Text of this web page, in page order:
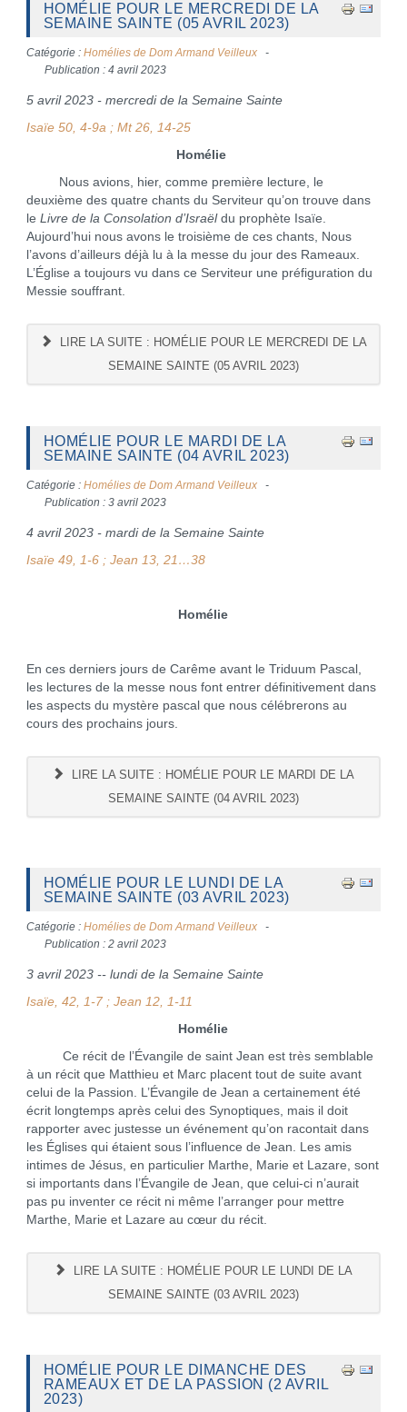
HOMÉLIE POUR LE MERCREDI DE LA
SEMAINE SAINTE (05 AVRIL 2023)
Catégorie : Homélies de Dom Armand Veilleux
Publication : 4 avril 2023
5 avril 2023 - mercredi de la Semaine Sainte
Isaïe 50, 4-9a ; Mt 26, 14-25
Homélie
Nous avions, hier, comme première lecture, le
deuxième des quatre chants du Serviteur qu’on trouve dans
le Livre de la Consolation d’Israël du prophète Isaïe.
Aujourd’hui nous avons le troisième de ces chants, Nous
l’avons d’ailleurs déjà lu à la messe du jour des Rameaux.
L’Église a toujours vu dans ce Serviteur une préfiguration du
Messie souffrant.
LIRE LA SUITE : HOMÉLIE POUR LE MERCREDI DE LA
SEMAINE SAINTE (05 AVRIL 2023)
HOMÉLIE POUR LE MARDI DE LA
SEMAINE SAINTE (04 AVRIL 2023)
Catégorie : Homélies de Dom Armand Veilleux
Publication : 3 avril 2023
4 avril 2023 - mardi de la Semaine Sainte
Isaïe 49, 1-6 ; Jean 13, 21…38
Homélie
En ces derniers jours de Carême avant le Triduum Pascal,
les lectures de la messe nous font entrer définitivement dans
les aspects du mystère pascal que nous célébrerons au
cours des prochains jours.
LIRE LA SUITE : HOMÉLIE POUR LE MARDI DE LA
SEMAINE SAINTE (04 AVRIL 2023)
HOMÉLIE POUR LE LUNDI DE LA
SEMAINE SAINTE (03 AVRIL 2023)
Catégorie : Homélies de Dom Armand Veilleux
Publication : 2 avril 2023
3 avril 2023 -- lundi de la Semaine Sainte
Isaïe, 42, 1-7 ; Jean 12, 1-11
Homélie
Ce récit de l’Évangile de saint Jean est très semblable
à un récit que Matthieu et Marc placent tout de suite avant
celui de la Passion. L’Évangile de Jean a certainement été
écrit longtemps après celui des Synoptiques, mais il doit
rapporter avec justesse un événement qu’on racontait dans
les Églises qui étaient sous l’influence de Jean. Les amis
intimes de Jésus, en particulier Marthe, Marie et Lazare, sont
si importants dans l’Évangile de Jean, que celui-ci n’aurait
pas pu inventer ce récit ni même l’arranger pour mettre
Marthe, Marie et Lazare au cœur du récit.
LIRE LA SUITE : HOMÉLIE POUR LE LUNDI DE LA
SEMAINE SAINTE (03 AVRIL 2023)
HOMÉLIE POUR LE DIMANCHE DES
RAMEAUX ET DE LA PASSION (2 AVRIL
2023)